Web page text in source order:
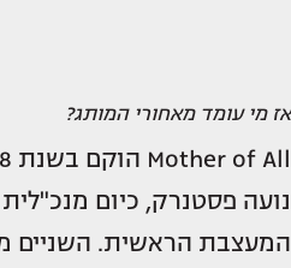
אז מי עומד מאחורי המותג?
נועה פסטנרק, כיום
המעצבת הראשית. השניים